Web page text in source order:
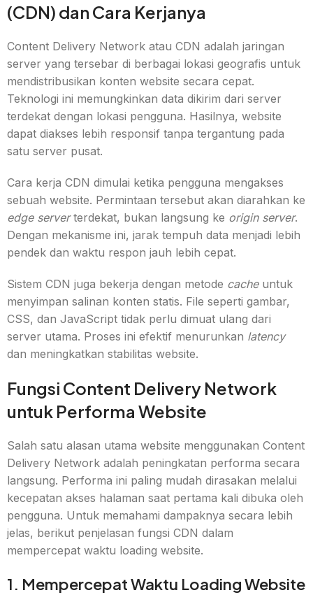
(CDN) dan Cara Kerjanya
Content Delivery Network atau CDN adalah jaringan
server yang tersebar di berbagai lokasi geografis untuk
mendistribusikan konten website secara cepat.
Teknologi ini memungkinkan data dikirim dari server
terdekat dengan lokasi pengguna. Hasilnya, website
dapat diakses lebih responsif tanpa tergantung pada
satu server pusat.
Cara kerja CDN dimulai ketika pengguna mengakses
sebuah website. Permintaan tersebut akan diarahkan ke
edge serverterdekat, bukan langsung ke origin server.
Dengan mekanisme ini, jarak tempuh data menjadi lebih
pendek dan waktu respon jauh lebih cepat.
Sistem CDN juga bekerja dengan metode cacheuntuk
menyimpan salinan konten statis. File seperti gambar,
CSS, dan JavaScript tidak perlu dimuat ulang dari
server utama. Proses ini efektif menurunkan latency
dan meningkatkan stabilitas website.
Fungsi Content Delivery Network
untuk Performa Website
Salah satu alasan utama website menggunakan Content
Delivery Network adalah peningkatan performa secara
langsung. Performa ini paling mudah dirasakan melalui
kecepatan akses halaman saat pertama kali dibuka oleh
pengguna. Untuk memahami dampaknya secara lebih
jelas, berikut penjelasan fungsi CDN dalam
mempercepat waktu loading website.
1. Mempercepat Waktu Loading Website